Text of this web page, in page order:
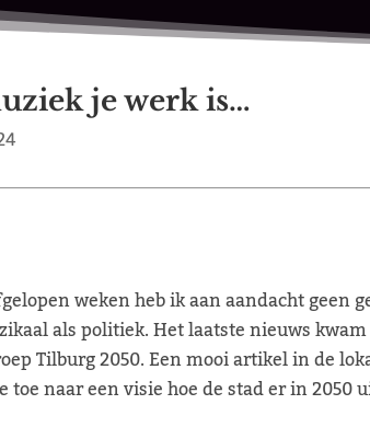
je werk is…
weken heb ik aan aandacht geen
als politiek. Het laatste nieuws
Tilburg 2050. Een mooi artikel in de
toe naar een visie hoe de stad er in 2050